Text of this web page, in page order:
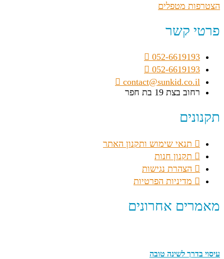
הצטרפות מטפלים
פרטי קשר
052-6619193
052-6619193
contact@sunkid.co.il
רחוב בצת 19 בת חפר
תקנונים
תנאי שימוש ותקנון האתר
תקנון חנות
הצהרת נגישות
מדיניות הפרטיות
מאמרים אחרונים
עיסוי בדרך לשינה טובה